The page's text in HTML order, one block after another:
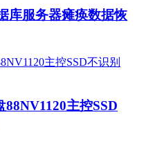
库服务器瘫痪数据恢
主控SSD